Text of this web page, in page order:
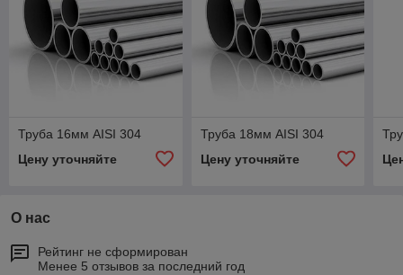
Труба 16мм AISI 304
Цену уточняйте
Труба 18мм AISI 304
Цену уточняйте
О нас
Рейтинг не сформирован
Менее 5 отзывов за последний год